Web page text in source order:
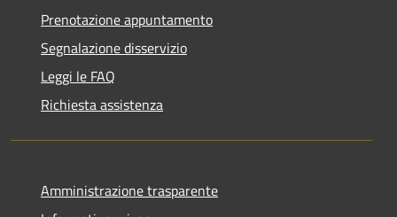
Prenotazione appuntamento
Segnalazione disservizio
Leggi le FAQ
Richiesta assistenza
Amministrazione trasparente